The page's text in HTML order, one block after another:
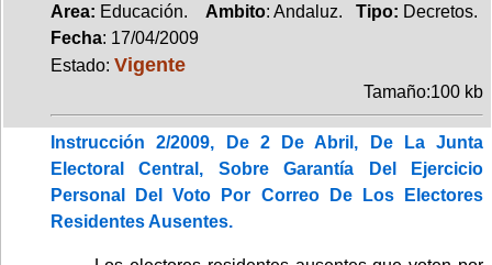
Area: Educación. Ambito: Andaluz. Tipo: Decretos.
Fecha: 17/04/2009
Estado: Vigente
Tamaño:100 kb
Instrucción 2/2009, De 2 De Abril, De La Junta
Electoral Central, Sobre Garantía Del Ejercicio
Personal Del Voto Por Correo De Los Electores
Residentes Ausentes.